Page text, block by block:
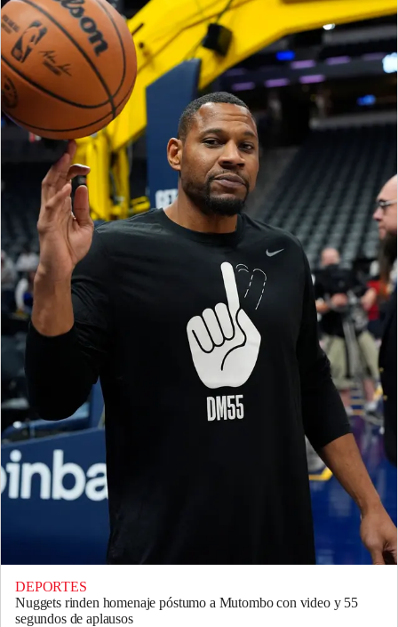
DEPORTES
Nuggets rinden homenaje póstumo a Mutombo con video y 55
segundos de aplausos